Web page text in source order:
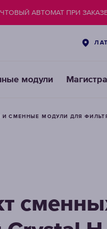
модули
АВТОМАТ ПРИ
И СМЕННЫЕ МОДУЛИ ДЛЯ